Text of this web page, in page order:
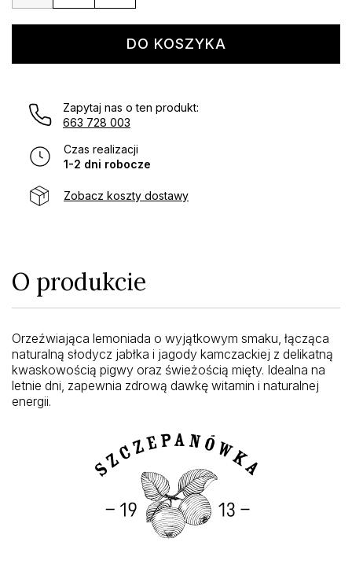
DO KOSZYKA
Zapytaj nas o ten produkt:
663 728 003
Czas realizacji
1-2 dni robocze
Zobacz koszty dostawy
O produkcie
Orzeźwiająca lemoniada o wyjątkowym smaku, łącząca
naturalną słodycz jabłka i jagody kamczackiej z delikatną
kwaskowością pigwy oraz świeżością mięty. Idealna na
letnie dni, zapewnia zdrową dawkę witamin i naturalnej
energii.